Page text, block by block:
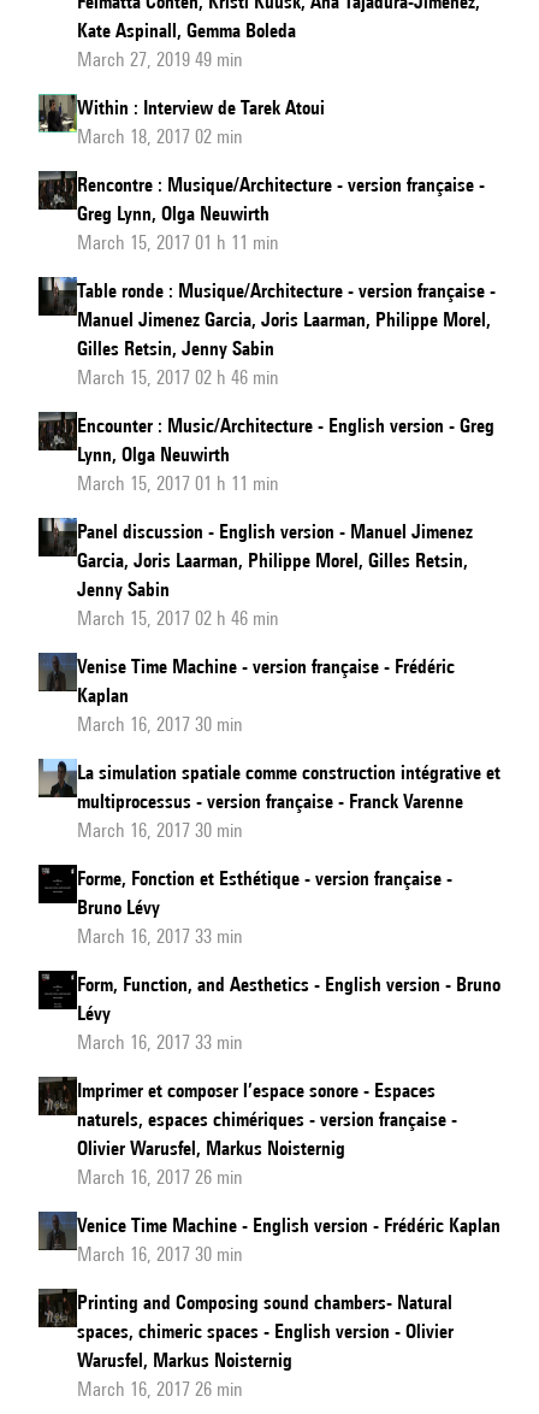
Version
française
Kate Aspinall, Gemma Boleda
March 27, 2019 49 min
Within : Interview de Tarek Atoui
March 18, 2017 02 min
Rencontre : Musique/Architecture - version française -
Greg Lynn, Olga Neuwirth
March 15, 2017 01 h 11 min
Table ronde : Musique/Architecture - version française -
Manuel Jimenez Garcia, Joris Laarman, Philippe Morel,
Gilles Retsin, Jenny Sabin
March 15, 2017 02 h 46 min
Encounter : Music/Architecture - English version - Greg
Lynn, Olga Neuwirth
March 15, 2017 01 h 11 min
Panel discussion - English version - Manuel Jimenez
Garcia, Joris Laarman, Philippe Morel, Gilles Retsin,
Jenny Sabin
March 15, 2017 02 h 46 min
Venise Time Machine - version française - Frédéric
Kaplan
March 16, 2017 30 min
La simulation spatiale comme construction intégrative et
multiprocessus - version française - Franck Varenne
March 16, 2017 30 min
Forme, Fonction et Esthétique - version française -
Bruno Lévy
March 16, 2017 33 min
Form, Function, and Aesthetics - English version - Bruno
Lévy
March 16, 2017 33 min
Imprimer et composer l’espace sonore - Espaces
naturels, espaces chimériques - version française -
Olivier Warusfel, Markus Noisternig
March 16, 2017 26 min
Venice Time Machine - English version - Frédéric Kaplan
March 16, 2017 30 min
Printing and Composing sound chambers- Natural
spaces, chimeric spaces - English version - Olivier
Warusfel, Markus Noisternig
March 16, 2017 26 min